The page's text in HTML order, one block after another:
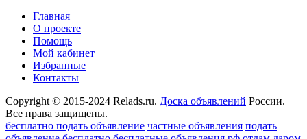
Главная
О проекте
Помощь
Мой кабинет
Избранные
Контакты
Copyright © 2015-2024 Relads.ru. Доска объявлений России.
Все права защищены.
бесплатно подать объявление частные объявления подать